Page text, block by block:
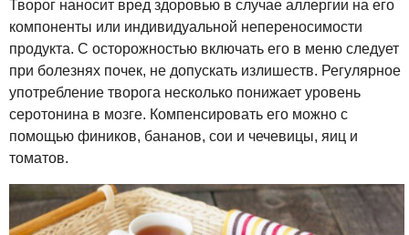
Творог наносит вред здоровью в случае аллергии на его
компоненты или индивидуальной непереносимости
продукта. С осторожностью включать его в меню следует
при болезнях почек, не допускать излишеств. Регулярное
употребление творога несколько понижает уровень
серотонина в мозге. Компенсировать его можно с
помощью фиников, бананов, сои и чечевицы, яиц и
томатов.